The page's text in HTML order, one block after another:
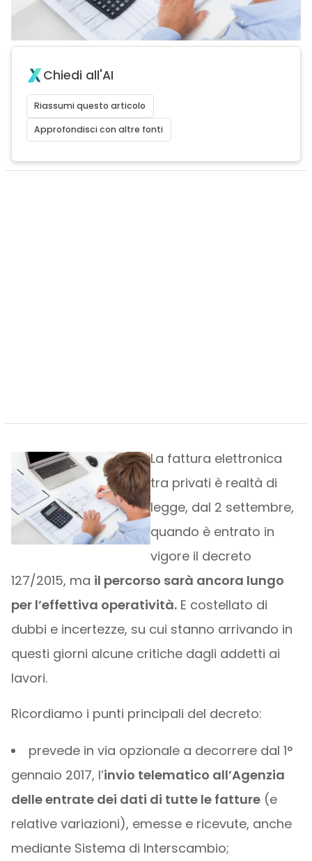
Chiedi all'AI
Riassumi questo articolo
Approfondisci con altre fonti
La fattura elettronica
tra privati è realtà di
legge, dal 2 settembre,
quando è entrato in
vigore il decreto
127/2015, ma il percorso sarà ancora lungo
per l’effettiva operatività.E costellato di
dubbi e incertezze, su cui stanno arrivando in
questi giorni alcune critiche dagli addetti ai
lavori.
Ricordiamo i punti principali del decreto:
prevede in via opzionale a decorrere dal 1°
gennaio 2017, l’invio telematico all’Agenzia
delle entrate dei dati di tutte le fatture(e
relative variazioni), emesse e ricevute, anche
mediante Sistema di Interscambio;